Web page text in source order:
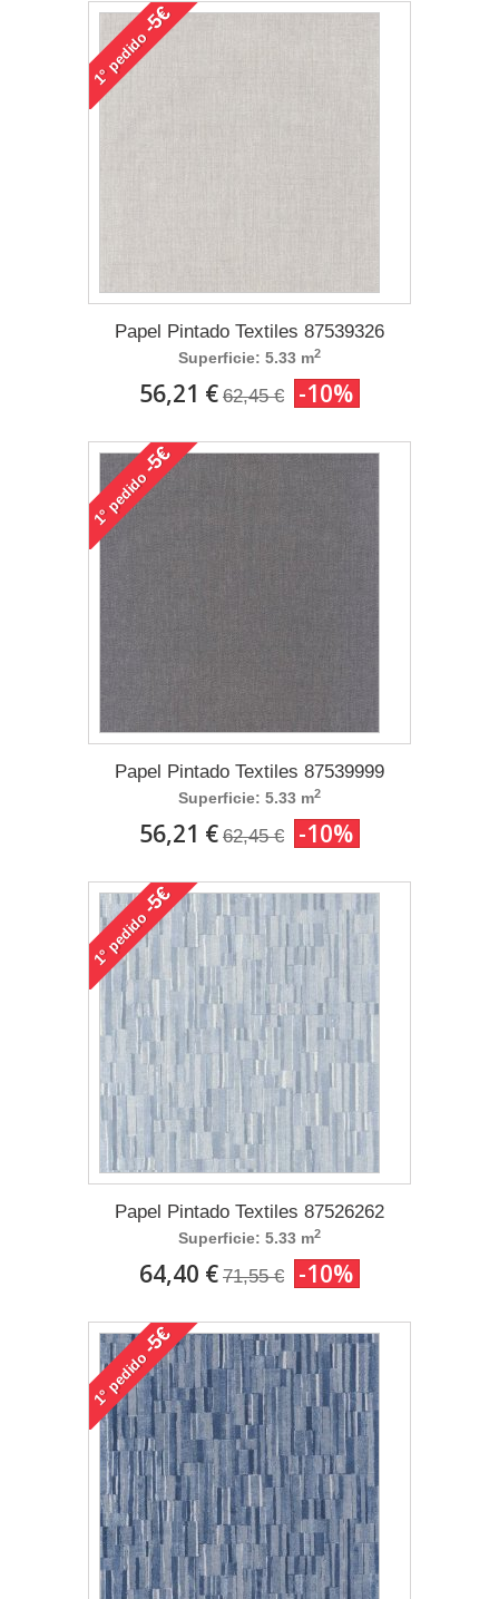
1°
pedido
-5€
Papel Pintado Textiles 87539326
Superficie: 5.33 m2
56,21 € 62,45 € -10%
1°
pedido
-5€
Papel Pintado Textiles 87539999
Superficie: 5.33 m2
56,21 € 62,45 € -10%
1°
pedido
-5€
Papel Pintado Textiles 87526262
Superficie: 5.33 m2
64,40 € 71,55 € -10%
1°
pedido
-5€